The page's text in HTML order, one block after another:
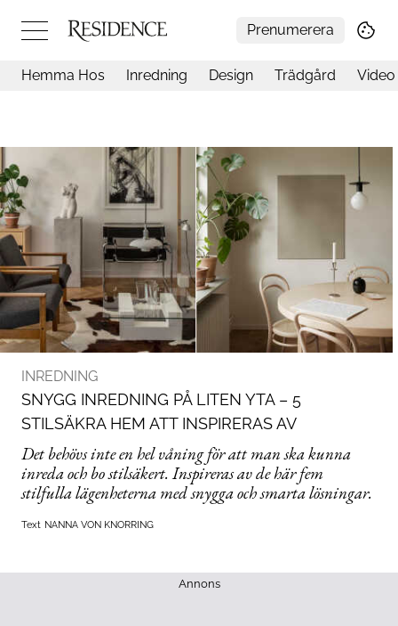
Prenumerera
Trädgård
Video
Inredning
Livsstil
Resor
Mat & Dryck
Influencers
Mer
Hemma Hos Inredning Design Trädgård Video
INREDNING
SNYGG INREDNING PÅ LITEN YTA – 5
STILSÄKRA HEM ATT INSPIRERAS AV
Det behövs inte en hel våning för att man ska kunna
inreda och bo stilsäkert. Inspireras av de här fem
stilfulla lägenheterna med snygga och smarta lösningar.
Text NANNA VON KNORRING
Annons